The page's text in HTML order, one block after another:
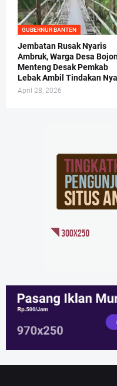
GUBERNUR BANTEN
Jembatan Rusak Nyaris
Ambruk, Warga Desa
Menteng Desak Pemkab
Lebak Ambil Tindakan
April 28, 2026